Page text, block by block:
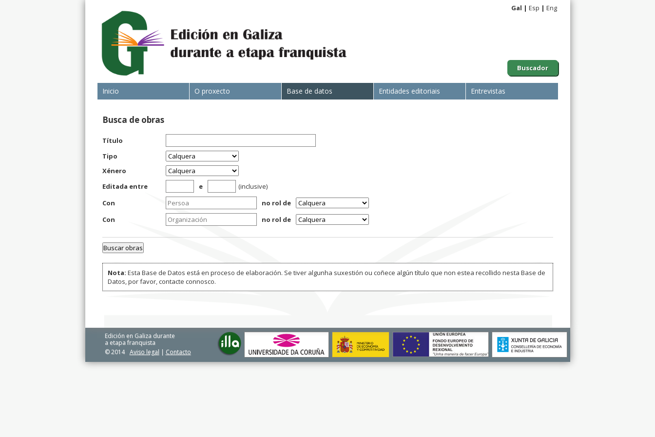
Buscador
Gal Esp Eng
Inicio O proxecto Base de datos Entidades editoriais Entrevistas
Busca de obras
Título
Tipo
Xénero
Editada entre
e
(inclusive)
Con
no rol de
Con
no rol de
Nota: Esta Base de Datos está en proceso de elaboración. Se tiver algunha suxestión ou coñece algún título que non estea recollido nesta Base de
Datos, por favor, contacte connosco.
Edición en Galiza durante
a etapa franquista
© 2014
Aviso legal | Contacto